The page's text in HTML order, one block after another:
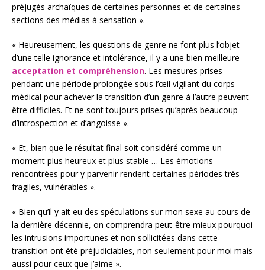
préjugés archaïques de certaines personnes et de certaines
sections des médias à sensation ».
« Heureusement, les questions de genre ne font plus l’objet
d’une telle ignorance et intolérance, il y a une bien meilleure
acceptation et compréhension. Les mesures prises
pendant une période prolongée sous l’œil vigilant du corps
médical pour achever la transition d’un genre à l’autre peuvent
être difficiles. Et ne sont toujours prises qu’après beaucoup
d’introspection et d’angoisse ».
« Et, bien que le résultat final soit considéré comme un
moment plus heureux et plus stable … Les émotions
rencontrées pour y parvenir rendent certaines périodes très
fragiles, vulnérables ».
« Bien qu’il y ait eu des spéculations sur mon sexe au cours de
la dernière décennie, on comprendra peut-être mieux pourquoi
les intrusions importunes et non sollicitées dans cette
transition ont été préjudiciables, non seulement pour moi mais
aussi pour ceux que j’aime ».